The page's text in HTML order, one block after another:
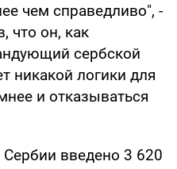
чем справедливо", -
что он, как
сербской
никакой логики для
и отказываться
введено 3 620